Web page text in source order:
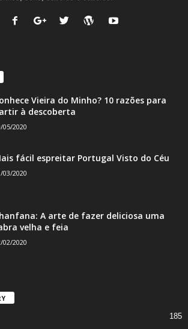
Vieira do Minho? 10 razões para
à descoberta
05/2020
fácil espreitar Portugal Visto do Céu
03/2020
A arte de fazer deliciosa uma
velha e feia
02/2020
185